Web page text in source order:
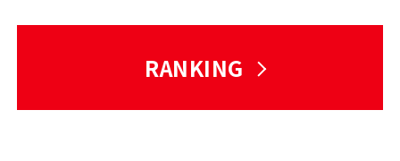
RANKING